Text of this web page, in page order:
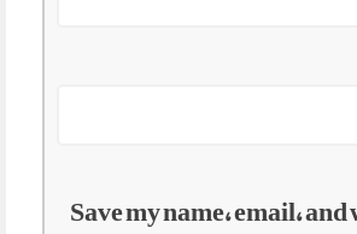
Save my name, email, and